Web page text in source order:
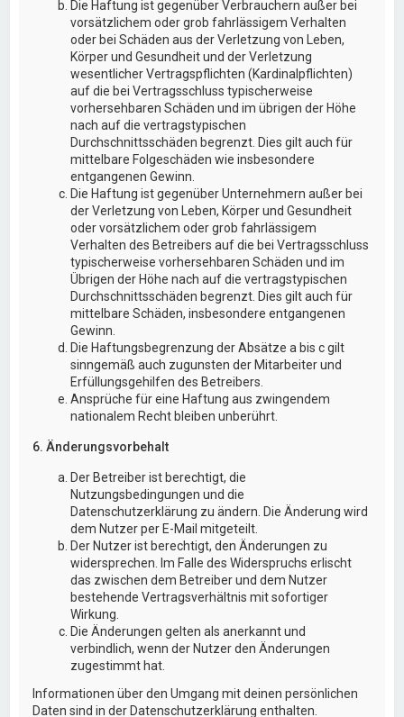
Die Haftung ist gegenüber Verbrauchern außer bei
vorsätzlichem oder grob fahrlässigem Verhalten
oder bei Schäden aus der Verletzung von Leben,
Körper und Gesundheit und der Verletzung
wesentlicher Vertragspflichten (Kardinalpflichten)
auf die bei Vertragsschluss typischerweise
vorhersehbaren Schäden und im übrigen der Höhe
nach auf die vertragstypischen
Durchschnittsschäden begrenzt. Dies gilt auch für
mittelbare Folgeschäden wie insbesondere
entgangenen Gewinn.
Die Haftung ist gegenüber Unternehmern außer bei
der Verletzung von Leben, Körper und Gesundheit
oder vorsätzlichem oder grob fahrlässigem
Verhalten des Betreibers auf die bei Vertragsschluss
typischerweise vorhersehbaren Schäden und im
Übrigen der Höhe nach auf die vertragstypischen
Durchschnittsschäden begrenzt. Dies gilt auch für
mittelbare Schäden, insbesondere entgangenen
Gewinn.
Die Haftungsbegrenzung der Absätze a bis c gilt
sinngemäß auch zugunsten der Mitarbeiter und
Erfüllungsgehilfen des Betreibers.
Ansprüche für eine Haftung aus zwingendem
nationalem Recht bleiben unberührt.
6. Änderungsvorbehalt
Der Betreiber ist berechtigt, die
Nutzungsbedingungen und die
Datenschutzerklärung zu ändern. Die Änderung wird
dem Nutzer per E-Mail mitgeteilt.
Der Nutzer ist berechtigt, den Änderungen zu
widersprechen. Im Falle des Widerspruchs erlischt
das zwischen dem Betreiber und dem Nutzer
bestehende Vertragsverhältnis mit sofortiger
Wirkung.
Die Änderungen gelten als anerkannt und
verbindlich, wenn der Nutzer den Änderungen
zugestimmt hat.
Informationen über den Umgang mit deinen persönlichen
Daten sind in der Datenschutzerklärung enthalten.